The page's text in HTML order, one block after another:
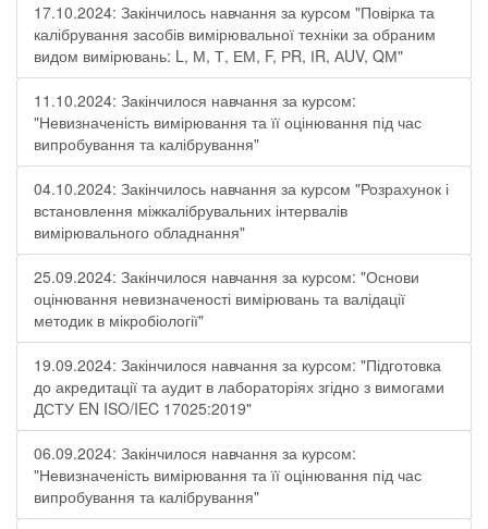
17.10.2024: Закінчилось навчання за курсом "Повірка та
калібрування засобів вимірювальної техніки за обраним
видом вимірювань: L, М, Т, ЕМ, F, РR, ІR, АUV, QМ"
11.10.2024: Закінчилося навчання за курсом:
"Невизначеність вимірювання та її оцінювання під час
випробування та калібрування"
04.10.2024: Закінчилось навчання за курсом "Розрахунок і
встановлення міжкалібрувальних інтервалів
вимірювального обладнання"
25.09.2024: Закінчилося навчання за курсом: "Основи
оцінювання невизначеності вимірювань та валідації
методик в мікробіології"
19.09.2024: Закінчилося навчання за курсом: "Підготовка
до акредитації та аудит в лабораторіях згідно з вимогами
ДСТУ EN ISO/IEC 17025:2019"
06.09.2024: Закінчилося навчання за курсом:
"Невизначеність вимірювання та її оцінювання під час
випробування та калібрування"